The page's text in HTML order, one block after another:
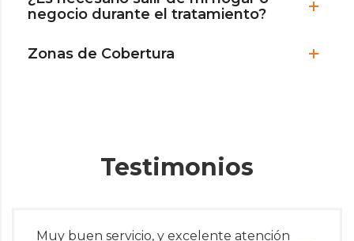
negocio durante el tratamiento?
Zonas de Cobertura
Testimonios
Muy buen servicio, y excelente atención